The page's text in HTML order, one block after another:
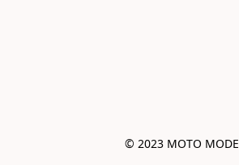
© 2023 MOTO MODE